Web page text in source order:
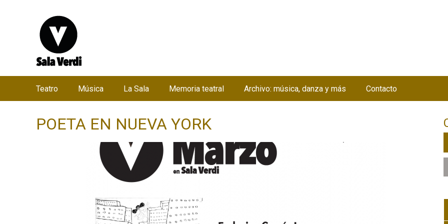
POETA EN NUEVA YORK
n
Teatro Música La Sala Memoria teatral Archivo: música, danza y más Contacto